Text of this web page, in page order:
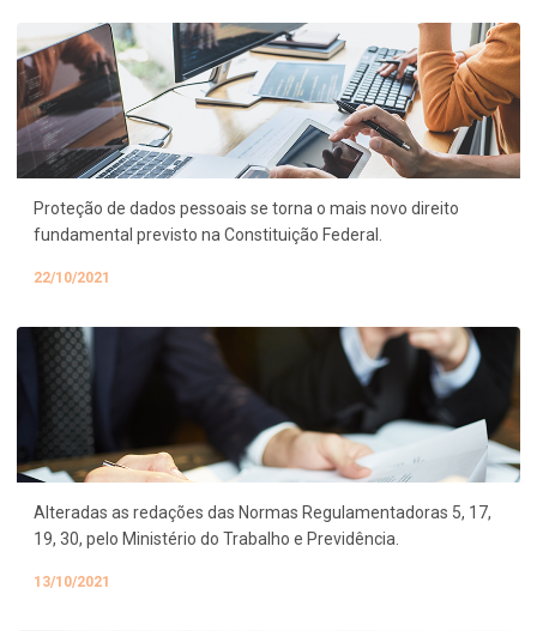
Proteção de dados pessoais se torna o mais novo direito
fundamental previsto na Constituição Federal.
22/10/2021
Alteradas as redações das Normas Regulamentadoras 5, 17,
19, 30, pelo Ministério do Trabalho e Previdência.
13/10/2021